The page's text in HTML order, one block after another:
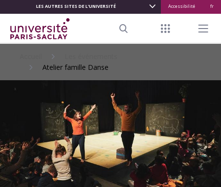
CONTENU
PRINCIPAL
LES AUTRES SITES DE L'UNIVERSITÉ Accessibilité fr
Menu Menu
Atelier famille Danse